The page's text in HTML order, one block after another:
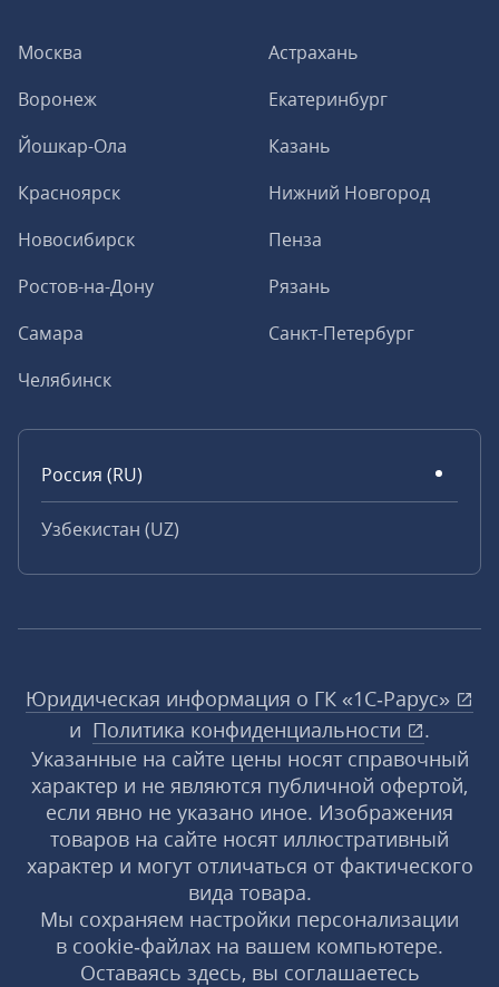
Москва
Астрахань
Воронеж
Екатеринбург
Йошкар-Ола
Казань
Красноярск
Нижний Новгород
Новосибирск
Пенза
Ростов-на-Дону
Рязань
Самара
Санкт-Петербург
Челябинск
Россия (RU)
Узбекистан (UZ)
Юридическая информация о ГК «1С‑Рарус»
и Политика конфиденциальности
.
Указанные на сайте цены носят справочный
характер и не являются публичной офертой,
если явно не указано иное. Изображения
товаров на сайте носят иллюстративный
характер и могут отличаться от фактического
вида товара.
Мы сохраняем настройки персонализации
в cookie‑файлах на вашем компьютере.
Оставаясь здесь, вы соглашаетесь